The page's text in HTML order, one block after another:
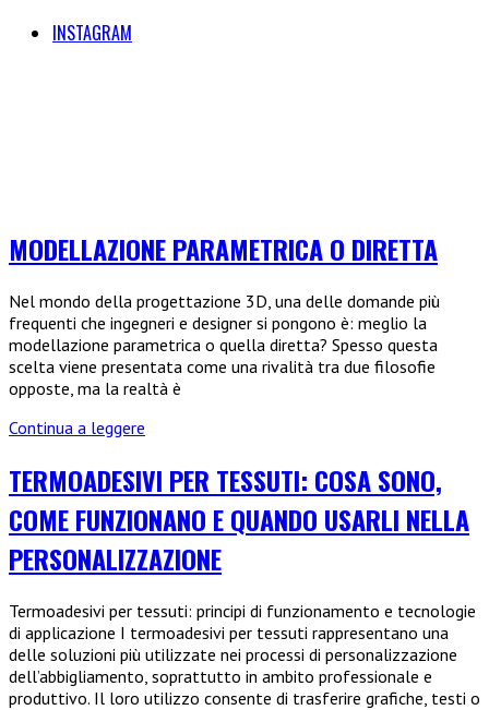
INSTAGRAM
MODELLAZIONE PARAMETRICA O DIRETTA
Nel mondo della progettazione 3D, una delle domande più
frequenti che ingegneri e designer si pongono è: meglio la
modellazione parametrica o quella diretta? Spesso questa
scelta viene presentata come una rivalità tra due filosofie
opposte, ma la realtà è
Continua a leggere
o
diretta
TERMOADESIVI PER TESSUTI: COSA SONO,
COME FUNZIONANO E QUANDO USARLI NELLA
PERSONALIZZAZIONE
Termoadesivi per tessuti: principi di funzionamento e tecnologie
di applicazione I termoadesivi per tessuti rappresentano una
delle soluzioni più utilizzate nei processi di personalizzazione
dell’abbigliamento, soprattutto in ambito professionale e
produttivo. Il loro utilizzo consente di trasferire grafiche, testi o